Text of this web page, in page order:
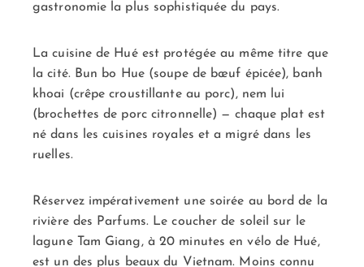
gastronomie la plus sophistiquée du pays.
La cuisine de Hué est protégée au même titre que
la cité. Bun bo Hue (soupe de bœuf épicée), banh
khoai (crêpe croustillante au porc), nem lui
(brochettes de porc citronnelle) — chaque plat est
né dans les cuisines royales et a migré dans les
ruelles.
Réservez impérativement une soirée au bord de la
rivière des Parfums. Le coucher de soleil sur le
lagune Tam Giang, à 20 minutes en vélo de Hué,
est un des plus beaux du Vietnam. Moins connu